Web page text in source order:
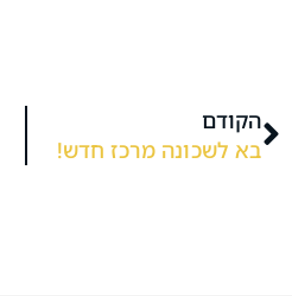
הקודם
בא לשכונה מרכז חדש!